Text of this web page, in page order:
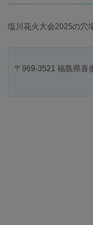
塩川花火大会2025の穴
〒969-3521 福島県喜